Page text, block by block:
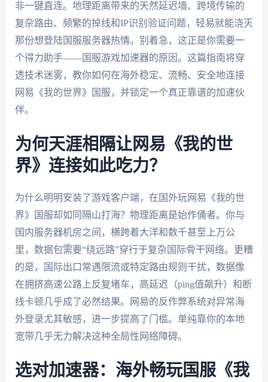
非一键直连。地理距离带来的天然延迟墙、跨境传输的
复杂路由、频繁的掉线和IP识别验证问题，轻易就能浇灭
那份想登陆国服服务器热情。别着急，这正是你需要一
个得力助手——国服游戏加速器的原因。这篇指南将穿
透技术迷雾，教你如何在海外稳定、流畅、安全地连接
网易《我的世界》国服，并锁定一个真正靠谱的加速伙
伴。
为何天涯相隔让网易《我的世
界》连接如此吃力？
为什么明明安装了游戏客户端，在国外玩网易《我的世
界》国服却如同隔山打海？物理距离是始作俑者。你与
国内服务器机房之间，横跨着大洋和数千甚至上万公
里，数据包需要“绕远路”穿行于复杂国际骨干网络。更糟
的是，国际出口常遇限流或特定路由规则干扰，数据像
在拥挤高速公路上反复堵车，高延迟（ping值飙升）和断
线卡顿几乎成了必然结果。网易的反作弊系统对异常海
外登录尤其敏感，进一步提高了门槛。单纯靠你的本地
宽带几乎无力解决这种全局性网络障碍。
选对加速器：海外畅玩国服《我